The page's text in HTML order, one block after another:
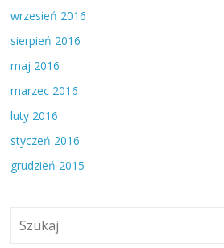
wrzesień 2016
sierpień 2016
maj 2016
marzec 2016
luty 2016
styczeń 2016
grudzień 2015